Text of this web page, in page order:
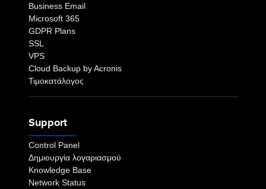
Business Email
Microsoft 365
GDPR Plans
SSL
VPS
Cloud Backup by Acronis
Τιμοκατάλογος
Support
Control Panel
Δημιουργία λογαριασμού
Knowledge Base
Network Status